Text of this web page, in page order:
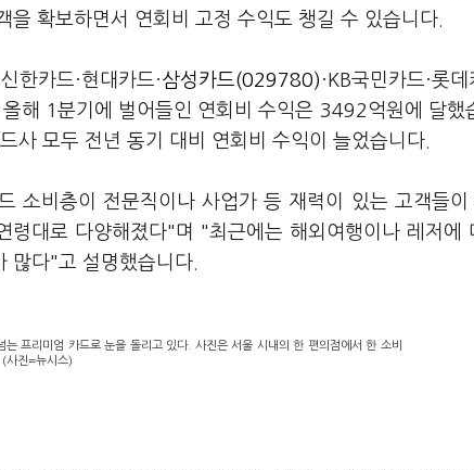
확보하면서 연회비 고정 수익도 챙길 수 있습니다.
한카드·현대카드·삼성카드(029780) ·KB국민카드·롯데
해 1분기에 벌어들인 연회비 수익은 3492억원에 달했
모두 전년 동기 대비 연회비 수익이 늘었습니다.
소비층이 전문직이나 사업가 등 재력이 있는 고객들이
령대로 다양해졌다"며 "최근에는 해외여행이나 레저에
많다"고 설명했습니다.
프리미엄 카드로 눈을 돌리고 있다. 사진은 서울 시내의 한 편의점에서 한 소비
(사진=뉴시스)